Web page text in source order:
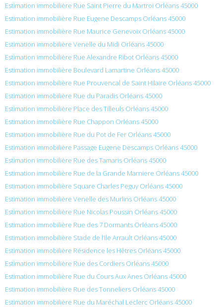
Estimation immobilière Rue Saint Pierre du Martroi Orléans 45000
Estimation immobilière Rue Eugene Descamps Orléans 45000
Estimation immobilière Rue Maurice Genevoix Orléans 45000
Estimation immobilière Venelle du Midi Orléans 45000
Estimation immobilière Rue Alexandre Ribot Orléans 45000
Estimation immobilière Boulevard Lamartine Orléans 45000
Estimation immobilière Rue Prouvencal de Saint Hilaire Orléans 45000
Estimation immobilière Rue du Paradis Orléans 45000
Estimation immobilière Place des Tilleuls Orléans 45000
Estimation immobilière Rue Chappon Orléans 45000
Estimation immobilière Rue du Pot de Fer Orléans 45000
Estimation immobilière Passage Eugene Descamps Orléans 45000
Estimation immobilière Rue des Tamaris Orléans 45000
Estimation immobilière Rue de la Grande Marniere Orléans 45000
Estimation immobilière Square Charles Peguy Orléans 45000
Estimation immobilière Venelle des Murlins Orléans 45000
Estimation immobilière Rue Nicolas Poussin Orléans 45000
Estimation immobilière Rue des 7 Dormants Orléans 45000
Estimation immobilière Stade de l’Ile Arrault Orléans 45000
Estimation immobilière Résidence les Hêtres Orléans 45000
Estimation immobilière Rue des Cordiers Orléans 45000
Estimation immobilière Rue du Cours Aux Anes Orléans 45000
Estimation immobilière Rue des Tonneliers Orléans 45000
Estimation immobilière Rue du Maréchal Leclerc Orléans 45000